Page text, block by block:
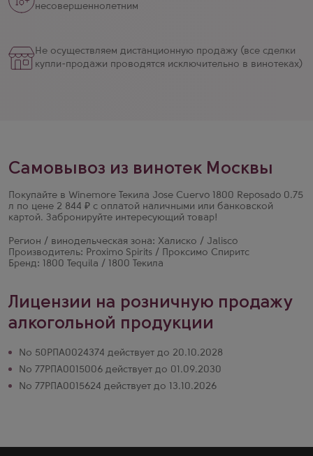
несовершеннолетним
Не осуществляем дистанционную продажу (все сделки
купли-продажи проводятся исключительно в винотеках)
Самовывоз из винотек Москвы
Покупайте в Winemore Текила Jose Cuervo 1800 Reposado 0.75
л по цене 2 844 ₽ с оплатой наличными или банковской
картой. Забронируйте интересующий товар!
Регион / винодельческая зона: Халиско / Jalisco
Производитель: Proximo Spirits / Проксимо Спиритс
Бренд: 1800 Tequila / 1800 Текила
Лицензии на розничную продажу
алкогольной продукции
№ 50РПА0024374 действует до 20.10.2028
№ 77РПА0015006 действует до 01.09.2030
№ 77РПА0015624 действует до 13.10.2026